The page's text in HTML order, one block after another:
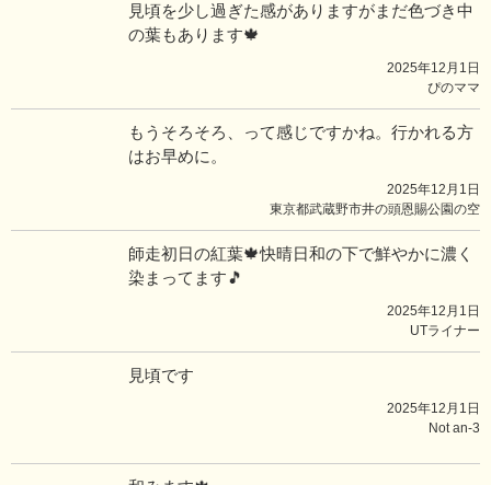
見頃を少し過ぎた感がありますがまだ色づき中
の葉もあります🍁
2025年12月1日
ぴのママ
もうそろそろ、って感じですかね。行かれる方
はお早めに。
2025年12月1日
東京都武蔵野市井の頭恩賜公園の空
師走初日の紅葉🍁快晴日和の下で鮮やかに濃く
染まってます🎵
2025年12月1日
UTライナー
見頃です
2025年12月1日
Not an-3